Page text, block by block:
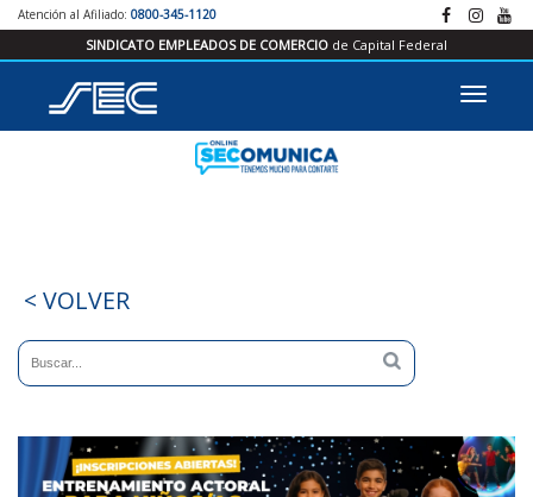
Atención al Afiliado: 0800-345-1120
SINDICATO EMPLEADOS DE COMERCIO de Capital Federal
< VOLVER